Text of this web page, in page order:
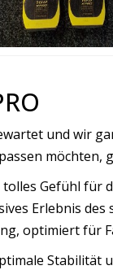
und wir
möchten,
Gefühl für
Erlebnis
optimiert für
Stabilität